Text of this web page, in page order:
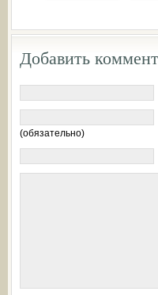
Добавить
(обязательно)